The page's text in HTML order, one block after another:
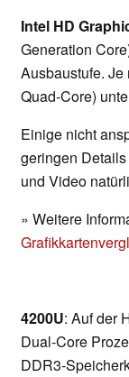
Intel HD
Generation
Ausbaustufe.
Quad-Core)
Einige nicht
geringen
und Video
» Weitere
4200U: Auf der
Dual-Core
DDR3-